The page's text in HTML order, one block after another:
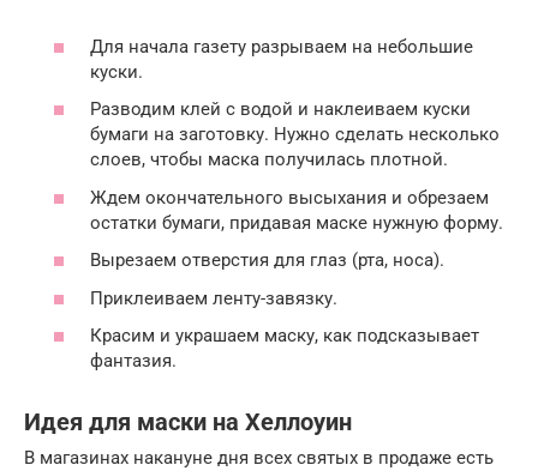
Для начала газету разрываем на небольшие
куски.
Разводим клей с водой и наклеиваем куски
бумаги на заготовку. Нужно сделать несколько
слоев, чтобы маска получилась плотной.
Ждем окончательного высыхания и обрезаем
остатки бумаги, придавая маске нужную форму.
Вырезаем отверстия для глаз (рта, носа).
Приклеиваем ленту-завязку.
Красим и украшаем маску, как подсказывает
фантазия.
Идея для маски на Хеллоуин
В магазинах накануне дня всех святых в продаже есть